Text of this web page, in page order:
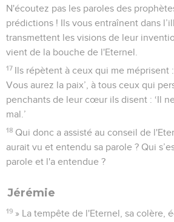
N'écoutez pas les paroles des
prédictions ! Ils vous entraînent dans
transmettent les visions de leur
vient de la bouche de l'Eternel.
17 Ils répètent à ceux qui me méprisent :
Vous aurez la paix’, à tous ceux qui
penchants de leur cœur ils disent : ‘Il
mal.’
18 Qui donc a assisté au conseil de
aurait vu et entendu sa parole ? Qui
parole et l'a entendue ?
Jérémie
19 » La tempête de l'Eternel, sa colère,